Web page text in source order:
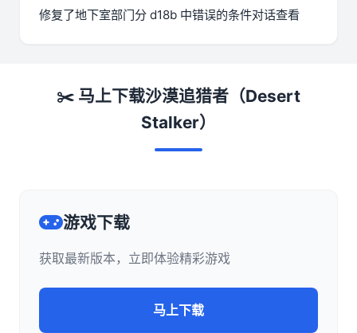
修复了地下室部门分 d18b 中错误的条件对话查看
✂️ 马上下载沙漠追猎者（Desert
Stalker）
游戏下载
获取最新版本，立即体验精彩游戏
马上下载